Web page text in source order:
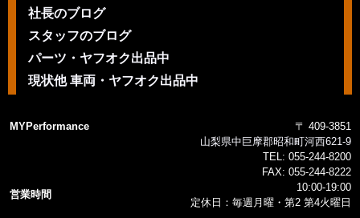
社長のブログ
スタッフのブログ
パーツ・ヤフオク出品中
現状他 車両・ヤフオク出品中
MYPerformance
〒 409-3851
山梨県中巨摩郡昭和町河西621-9
TEL: 055-244-8200
FAX: 055-244-8222
営業時間
10:00-19:00
定休日：毎週月曜・第2 第4火曜日